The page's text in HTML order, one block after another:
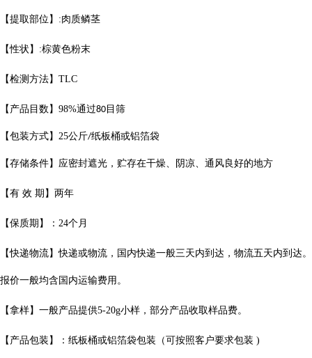
【提取部位】 :肉质鳞茎
【性状】 :棕黄色粉末
【检测方法】 TLC
【产品目数】 98%通过80 目筛
【包装方式】 25公斤/纸板桶或铝箔袋
【存储条件】应密封遮光，贮存在干燥、阴凉、通风良好的地方
【有 效 期】两年
【保质期】： 24个月
【快递物流】快递或物流，国内快递一般三天内到达，物流五天内到达。
报价一般均含国内运输费用。
【拿样】一般产品提供5-20g小样，部分产品收取样品费。
【产品包装】：纸板桶或铝箔袋包装（可按照客户要求包装 )